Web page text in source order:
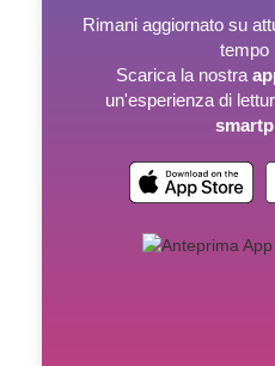
Rimani aggiornato su
tempo
Scarica la nostra
un'esperienza di